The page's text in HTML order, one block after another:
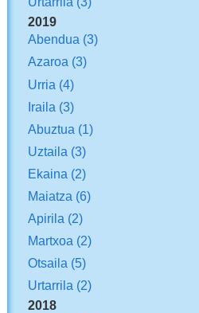
2019
Abendua (3)
Azaroa (3)
Urria (4)
Iraila (3)
Abuztua (1)
Uztaila (3)
Ekaina (2)
Maiatza (6)
Apirila (2)
Martxoa (2)
Otsaila (5)
Urtarrila (2)
2018